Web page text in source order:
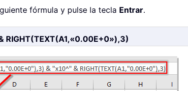
fórmula y pulse la tecla Entrar.
RIGHT(TEXT(A1,«0.00E+0»),3)